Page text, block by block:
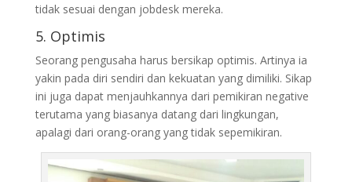
tidak sesuai dengan jobdesk mereka.
5. Optimis
Seorang pengusaha harus bersikap optimis. Artinya ia
yakin pada diri sendiri dan kekuatan yang dimiliki. Sikap
ini juga dapat menjauhkannya dari pemikiran negative
terutama yang biasanya datang dari lingkungan,
apalagi dari orang-orang yang tidak sepemikiran.